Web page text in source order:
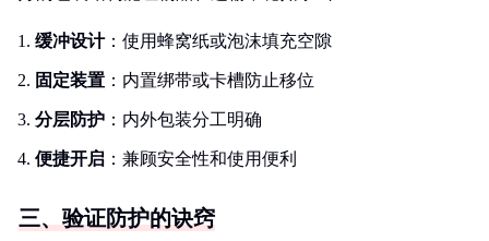
缓冲设计：使用蜂窝纸或泡沫填充空隙
固定装置 ：内置绑带或卡槽防止移位
分层防护 ：内外包装分工明确
便捷开启 ：兼顾安全性和使用便利
三、验证防护的诀窍